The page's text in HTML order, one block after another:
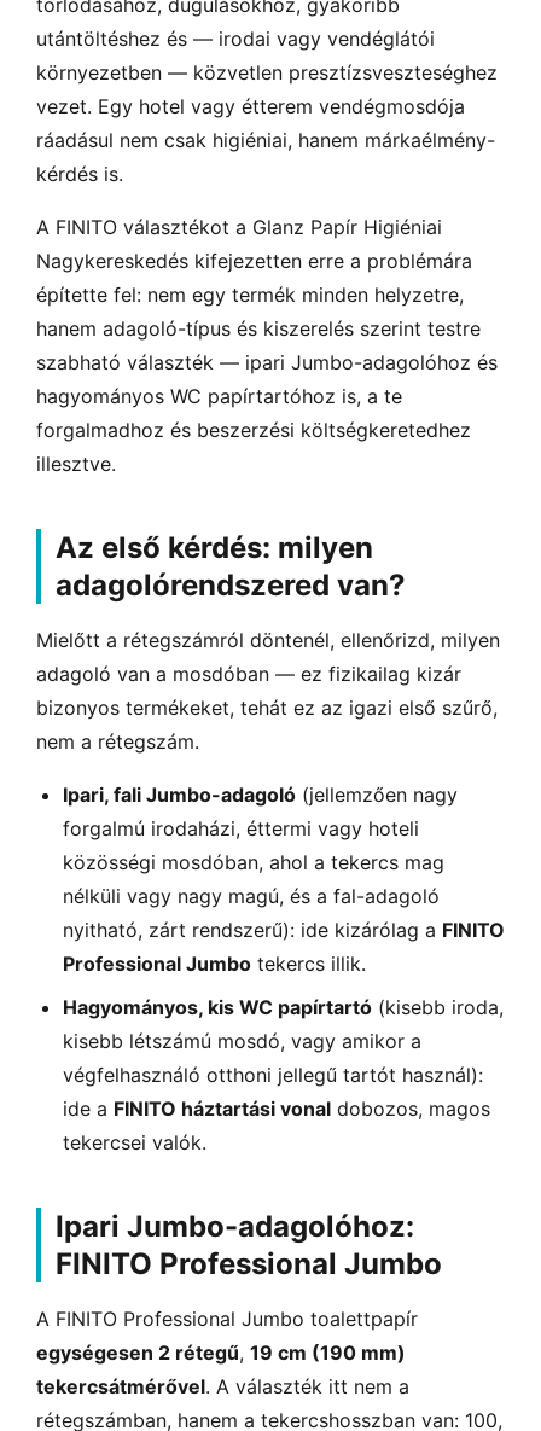
torlódásához, dugulásokhoz, gyakoribb
utántöltéshez és — irodai vagy vendéglátói
környezetben — közvetlen presztízsveszteséghez
vezet. Egy hotel vagy étterem vendégmosdója
ráadásul nem csak higiéniai, hanem márkaélmény-
kérdés is.
A FINITO választékot a Glanz Papír Higiéniai
Nagykereskedés kifejezetten erre a problémára
építette fel: nem egy termék minden helyzetre,
hanem adagoló-típus és kiszerelés szerint testre
szabható választék — ipari Jumbo-adagolóhoz és
hagyományos WC papírtartóhoz is, a te
forgalmadhoz és beszerzési költségkeretedhez
illesztve.
Az első kérdés: milyen
adagolórendszered van?
Mielőtt a rétegszámról döntenél, ellenőrizd, milyen
adagoló van a mosdóban — ez fizikailag kizár
bizonyos termékeket, tehát ez az igazi első szűrő,
nem a rétegszám.
Ipari, fali Jumbo-adagoló (jellemzően nagy
forgalmú irodaházi, éttermi vagy hoteli
közösségi mosdóban, ahol a tekercs mag
nélküli vagy nagy magú, és a fal-adagoló
nyitható, zárt rendszerű): ide kizárólag a FINITO
Professional Jumbo tekercs illik.
Hagyományos, kis WC papírtartó (kisebb iroda,
kisebb létszámú mosdó, vagy amikor a
végfelhasználó otthoni jellegű tartót használ):
ide a FINITO háztartási vonal dobozos, magos
tekercsei valók.
Ipari Jumbo-adagolóhoz:
FINITO Professional Jumbo
A FINITO Professional Jumbo toalettpapír
egységesen 2 rétegű, 19 cm (190 mm)
tekercsátmérővel. A választék itt nem a
rétegszámban, hanem a tekercshosszban van: 100,